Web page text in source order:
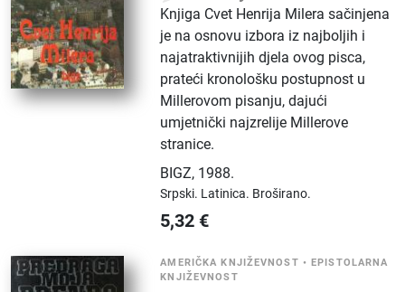
Knjiga Cvet Henrija Milera sačinjena
je na osnovu izbora iz najboljih i
najatraktivnijih djela ovog pisca,
prateći kronološku postupnost u
Millerovom pisanju, dajući
umjetnički najzrelije Millerove
stranice.
BIGZ, 1988.
Srpski. Latinica. Broširano.
5,32 €
AMERIČKA KNJIŽEVNOST •EPISTOLARNA
KNJIŽEVNOST